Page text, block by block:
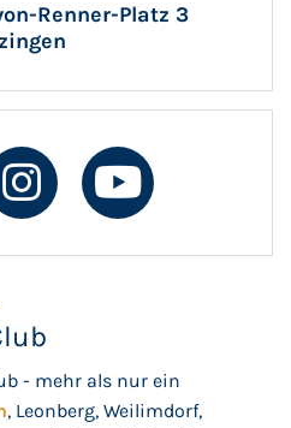
Renner-Platz 3
- mehr als nur ein
, Leonberg, Weilimdorf,